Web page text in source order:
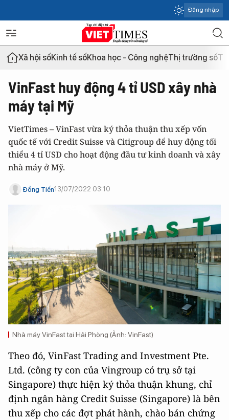
Đăng nhập
Xã hội sốKinh tế sốKhoa học - Công nghệThị trường số
VinFast huy động 4 tỉ USD xây nhà
máy tại Mỹ
VietTimes – VinFast vừa ký thỏa thuận thu xếp vốn
quốc tế với Credit Suisse và Citigroup để huy động tối
thiểu 4 tỉ USD cho hoạt động đầu tư kinh doanh và xây
nhà máy ở Mỹ.
Đồng Tiến13/07/2022 03:10
Nhà máy VinFast tại Hải Phòng (Ảnh: VinFast)
Theo đó, VinFast Trading and Investment Pte.
Ltd. (công ty con của Vingroup có trụ sở tại
Singapore) thực hiện ký thỏa thuận khung, chỉ
định ngân hàng Credit Suisse (Singapore) là bên
thu xếp cho các đợt phát hành, chào bán chứng